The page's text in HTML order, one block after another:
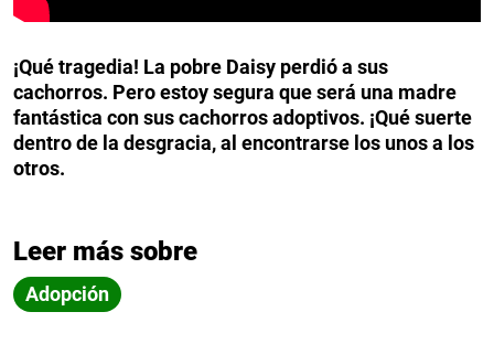
¡Qué tragedia! La pobre Daisy perdió a sus
cachorros. Pero estoy segura que será una madre
fantástica con sus cachorros adoptivos. ¡Qué suerte
dentro de la desgracia, al encontrarse los unos a los
otros.
Leer más sobre
Adopción